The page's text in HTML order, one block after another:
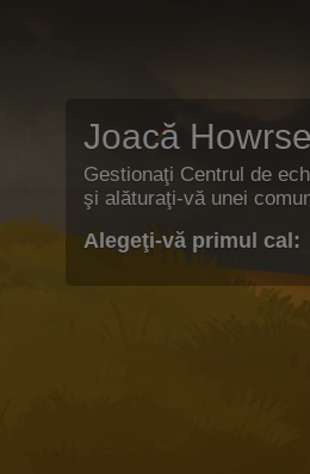
Joacă Howrse
Gestionaţi Centrul de
şi alăturaţi-vă unei
Alegeţi-vă primul cal: